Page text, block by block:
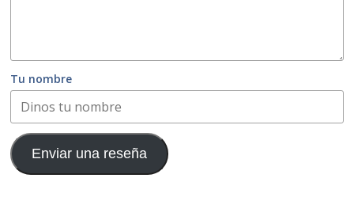
Tu nombre
Enviar una reseña